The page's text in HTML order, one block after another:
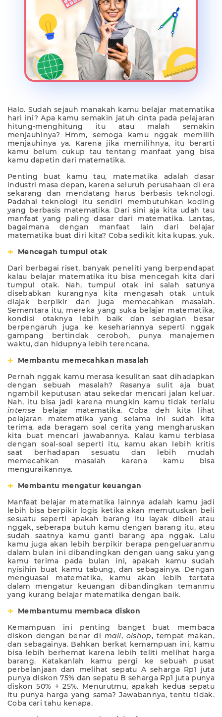
Halo. Sudah sejauh manakah kamu belajar matematika
hari ini? Apa kamu semakin jatuh cinta pada pelajaran
hitung-menghitung itu atau malah semakin
menjauhinya? Hmm, semoga kamu nggak memilih
menjauhinya ya. Karena jika memilihnya, itu berarti
kamu belum cukup tau tentang manfaat yang bisa
kamu dapetin dari matematika.
Penting buat kamu tau, matematika adalah dasar
industri masa depan, karena seluruh perusahaan di era
sekarang dan mendatang harus berbasis teknologi.
Padahal teknologi itu sendiri membutuhkan koding
yang berbasis matematika. Dari sini aja kita udah tau
manfaat yang paling dasar dari matematika. Lantas,
bagaimana dengan manfaat lain dari belajar
matematika buat diri kita? Coba sedikit kita kupas, yuk.
Mencegah tumpul otak
Dari berbagai riset, banyak peneliti yang berpendapat
kalau belajar matematika itu bisa mencegah kita dari
tumpul otak. Nah, tumpul otak ini salah satunya
disebabkan kurangnya kita mengasah otak untuk
diajak berpikir dan juga memecahkan masalah.
Sementara itu, mereka yang suka belajar matematika,
kondisi otaknya lebih baik dan sebagian besar
berpengaruh juga ke kesehariannya seperti nggak
gampang bertindak ceroboh, punya manajemen
waktu, dan hidupnya lebih terencana.
Membantu memecahkan masalah
Pernah nggak kamu merasa kesulitan saat dihadapkan
dengan sebuah masalah? Rasanya sulit aja buat
ngambil keputusan atau sekedar mencari jalan keluar.
Nah, itu bisa jadi karena mungkin kamu tidak terlalu
intense belajar matematika. Coba deh kita lihat
pelajaran matematika yang selama ini sudah kita
terima, ada beragam soal cerita yang mengharuskan
kita buat mencari jawabannya. Kalau kamu terbiasa
dengan soal-soal seperti itu, kamu akan lebih kritis
saat berhadapan sesuatu dan lebih mudah
memecahkan masalah karena kamu bisa
menguraikannya.
Membantu mengatur keuangan
Manfaat belajar matematika lainnya adalah kamu jadi
lebih bisa berpikir logis ketika akan memutuskan beli
sesuatu seperti apakah barang itu layak dibeli atau
nggak, seberapa butuh kamu dengan barang itu, atau
sudah saatnya kamu ganti barang apa nggak. Lalu
kamu juga akan lebih berpikir berapa pengeluaranmu
dalam bulan ini dibandingkan dengan uang saku yang
kamu terima pada bulan ini, apakah kamu sudah
nyisihin buat kamu tabung, dan sebagainya. Dengan
menguasai matematika, kamu akan lebih tertata
dalam mengatur keuangan dibandingkan temanmu
yang kurang belajar matematika dengan baik.
Membantumu membacadiskon
Kemampuan ini penting banget buat membaca
diskon dengan benar di mall, olshop, tempat makan,
dan sebagainya. Bahkan berkat kemampuan ini, kamu
bisa lebih berhemat karena lebih teliti melihat harga
barang. Katakanlah kamu pergi ke sebuah pusat
perbelanjaan dan melihat sepatu A seharga Rp1 juta
punya diskon 75% dan sepatu B seharga Rp1 juta punya
diskon 50% + 25%. Menurutmu, apakah kedua sepatu
itu punya harga yang sama? Jawabannya, tentu tidak.
Coba cari tahu kenapa.